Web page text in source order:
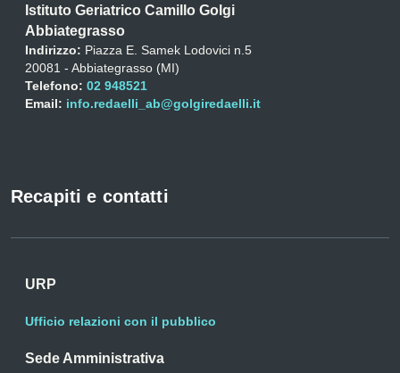
Istituto Geriatrico Camillo Golgi
Abbiategrasso
Indirizzo: Piazza E. Samek Lodovici n.5
20081 - Abbiategrasso (MI)
Telefono: 02 948521
Email: info.redaelli_ab@golgiredaelli.it
Recapiti e contatti
URP
Ufficio relazioni con il pubblico
Sede Amministrativa